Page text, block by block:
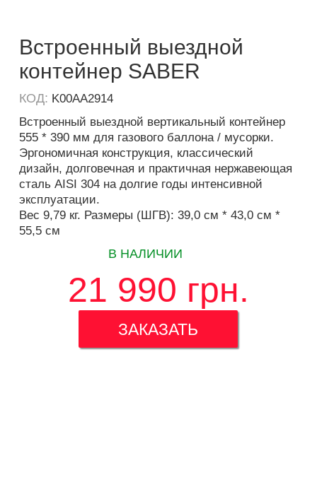
Встроенный выездной
контейнер SABER
КОД: K00AA2914
Встроенный выездной вертикальный контейнер
555 * 390 мм для газового баллона / мусорки.
Эргономичная конструкция, классический
дизайн, долговечная и практичная нержавеющая
сталь AISI 304 на долгие годы интенсивной
эксплуатации.
Вес 9,79 кг. Размеры (ШГВ): 39,0 см * 43,0 см *
55,5 см
В НАЛИЧИИ
21 990 грн.
ЗАКАЗАТЬ